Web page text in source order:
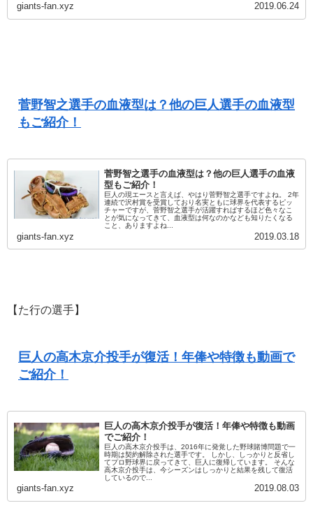
giants-fan.xyz 2019.06.24
菅野智之選手の血液型は？他の巨人選手の血液型
もご紹介！
菅野智之選手の血液型は？他の巨人選手の血液
型もご紹介！
巨人の現エースと言えば、やはり菅野智之選手ですよね。 2年
連続で沢村賞を受賞しており名実ともに球界を代表するピッ
チャーですが、菅野智之選手が活躍すればするほど色々なこ
とが気になってきて、血液型は何なのかなども知りたくなる
こと、ありますよね...
giants-fan.xyz 2019.03.18
【た行の選手】
巨人の高木京介投手が復活！年俸や特徴も動画で
ご紹介！
巨人の高木京介投手が復活！年俸や特徴も動画
でご紹介！
巨人の高木京介投手は、2016年に発覚した野球賭博問題で一
時期は契約解除された選手です。 しかし、しっかりと反省し
てプロ野球界に戻ってきて、巨人に復帰しています。 そんな
高木京介投手は、今シーズンはしっかりと結果を残して復活
しているので...
giants-fan.xyz 2019.08.03